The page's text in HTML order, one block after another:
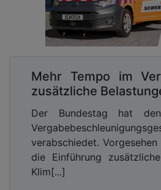
Mehr Tempo im
zusätzliche
Der Bundestag hat
verabschiedet.
die Einführung
Klim[...]